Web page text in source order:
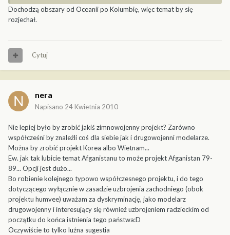
Dochodzą obszary od Oceanii po Kolumbię, więc temat by się
rozjechał.
Cytuj
nera
Napisano 24 Kwietnia 2010
Nie lepiej było by zrobić jakiś zimnowojenny projekt? Zarówno
współcześni by znaleźli coś dla siebie jak i drugowojenni modelarze.
Można by zrobić projekt Korea albo Wietnam...
Ew. jak tak lubicie temat Afganistanu to może projekt Afganistan 79-
89... Opcji jest dużo...
Bo robienie kolejnego typowo współczesnego projektu, i do tego
dotyczącego wyłącznie w zasadzie uzbrojenia zachodniego (obok
projektu humvee) uważam za dyskryminację, jako modelarz
drugowojenny i interesujący się również uzbrojeniem radzieckim od
początku do końca istnienia tego państwa:D
Oczywiście to tylko luźna sugestia